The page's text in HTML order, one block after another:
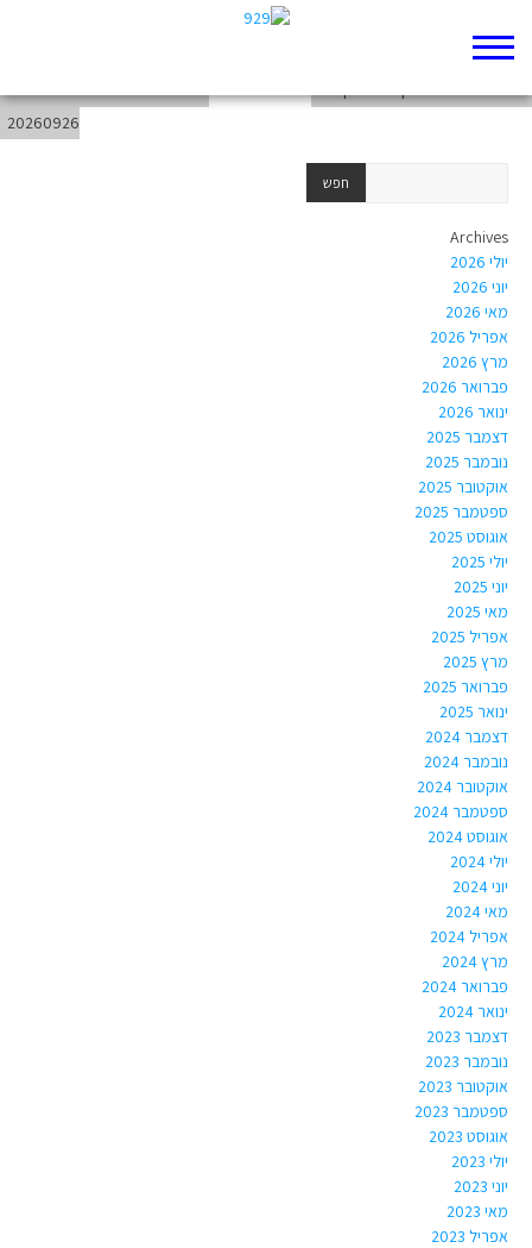
20260926
Archives
יולי 2026
יוני 2026
מאי 2026
אפריל 2026
מרץ 2026
פברואר 2026
ינואר 2026
דצמבר 2025
נובמבר 2025
אוקטובר 2025
ספטמבר 2025
אוגוסט 2025
יולי 2025
יוני 2025
מאי 2025
אפריל 2025
מרץ 2025
פברואר 2025
ינואר 2025
דצמבר 2024
נובמבר 2024
אוקטובר 2024
ספטמבר 2024
אוגוסט 2024
יולי 2024
יוני 2024
מאי 2024
אפריל 2024
מרץ 2024
פברואר 2024
ינואר 2024
דצמבר 2023
נובמבר 2023
אוקטובר 2023
ספטמבר 2023
אוגוסט 2023
יולי 2023
יוני 2023
מאי 2023
אפריל 2023